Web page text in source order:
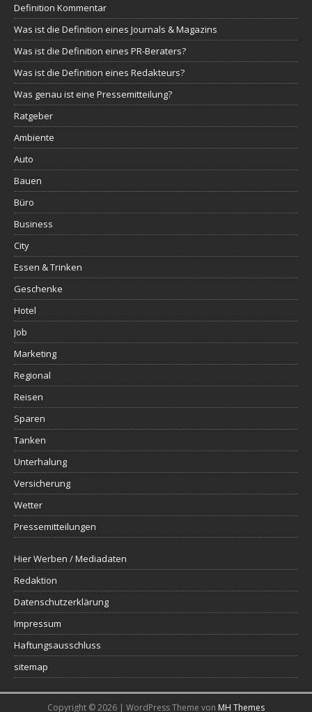
Definition Kommentar
Was ist die Definition eines Journals & Magazins
Was ist die Definition eines PR-Beraters?
Was ist die Definition eines Redakteurs?
Was genau ist eine Pressemitteilung?
Ratgeber
Ambiente
Auto
Bauen
Büro
Business
City
Essen & Trinken
Geschenke
Hotel
Job
Marketing
Regional
Reisen
Sparen
Tanken
Unterhalung
Versicherung
Wetter
Pressemitteilungen
Hier Werben / Mediadaten
Redaktion
Datenschutzerklärung
Impressum
Haftungsausschluss
sitemap
Copyright © 2026 | WordPress Theme von MH Themes